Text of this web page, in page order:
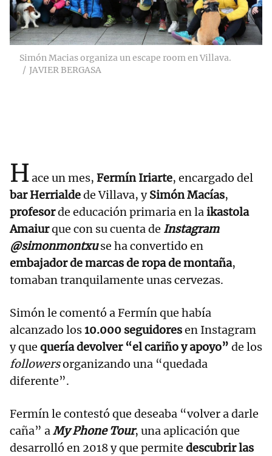
Simón Macias organiza un escape room en Villava.
JAVIER BERGASA
H ace un mes, Fermín Iriarte, encargado del
bar Herrialdede Villava, ySimón Macías,
profesorde educación primaria en laikastola
Amaiurque con su cuenta de Instagram
@simonmontxuse ha convertido en
embajador de marcas de ropa de montaña,
tomaban tranquilamente unas cervezas.
Simón le comentó a Fermín que había
alcanzado los10.000 seguidoresen Instagram
y que quería devolver “el cariño y apoyo” de los
followersorganizando una “quedada
diferente”.
Fermín le contestó que deseaba “volver a darle
caña” aMy Phone Tour, una aplicación que
desarrolló en 2018 y que permite descubrir las